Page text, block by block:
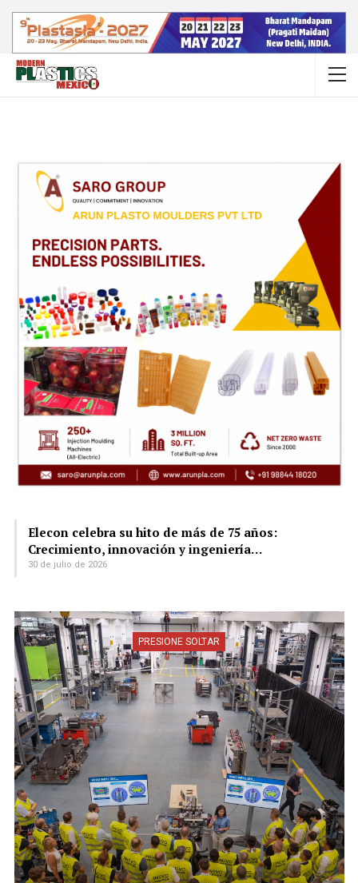
Elecon celebra su hito de más de 75 años:
Crecimiento, innovación y ingeniería…
30 de julio de 2026
PRESIONE SOLTAR